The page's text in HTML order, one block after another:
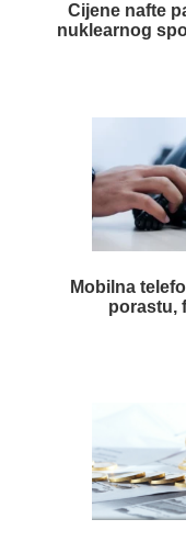
Cijene nafte
nuklearnog
Mobilna
porastu,